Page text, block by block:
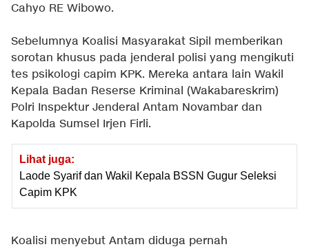
Cahyo RE Wibowo.
Sebelumnya Koalisi Masyarakat Sipil memberikan
sorotan khusus pada jenderal polisi yang mengikuti
tes psikologi capim KPK. Mereka antara lain Wakil
Kepala Badan Reserse Kriminal (Wakabareskrim)
Polri Inspektur Jenderal Antam Novambar dan
Kapolda Sumsel Irjen Firli.
Lihat juga:
Laode Syarif dan Wakil Kepala BSSN Gugur Seleksi
Capim KPK
Koalisi menyebut Antam diduga pernah